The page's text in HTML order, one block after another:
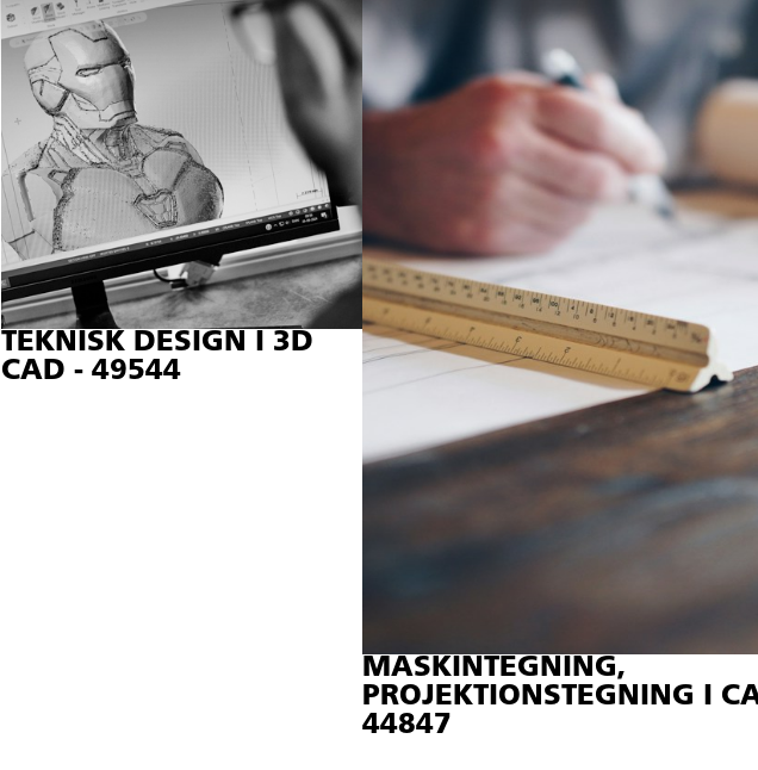
TEKNISK DESIGN I 3D
CAD - 49544
MASKINTEGNING,
PROJEKTIONSTEGNING I
44847